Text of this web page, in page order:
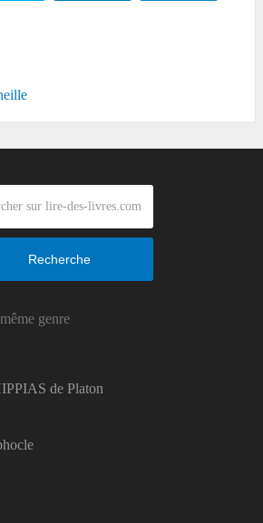
Recherche
genre
de Platon